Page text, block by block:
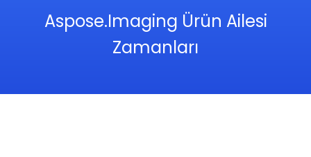
Aspose.Imaging Ürün Ailesi
Zamanları